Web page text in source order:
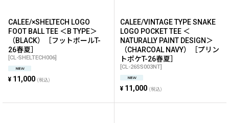
CALEE/×SHELTECH LOGO
FOOT BALL TEE ＜B TYPE＞
（BLACK）［フットボールT-
26春夏］
[CL-SHELTECH006]
¥ 11,000 (税込)
CALEE/VINTAGE TYPE SNAKE
LOGO POCKET TEE ＜
NATURALLY PAINT DESIGN＞
（CHARCOAL NAVY）［プリン
トポケT-26春夏］
[CL-26SS003NT]
¥ 11,000 (税込)